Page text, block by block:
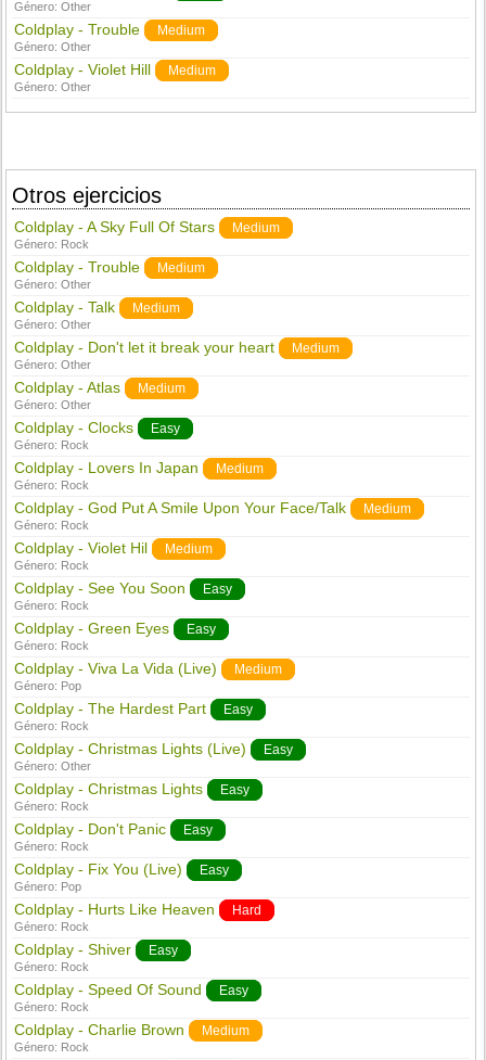
Género:Other
Coldplay - Trouble Medium
Género:Other
Coldplay - Violet Hill Medium
Género:Other
Otros ejercicios
Coldplay - A Sky Full Of Stars Medium
Género: Rock
Coldplay - Trouble Medium
Género:Other
Coldplay - Talk Medium
Género:Other
Coldplay - Don't let it break your heart Medium
Género:Other
Coldplay - Atlas Medium
Género:Other
Coldplay - Clocks Easy
Género: Rock
Coldplay - Lovers In Japan Medium
Género: Rock
Coldplay - God Put A Smile Upon Your Face/Talk Medium
Género: Rock
Coldplay - Violet Hil Medium
Género: Rock
Coldplay - See You Soon Easy
Género: Rock
Coldplay - Green Eyes Easy
Género: Rock
Coldplay - Viva La Vida (Live) Medium
Género: Pop
Coldplay - The Hardest Part Easy
Género: Rock
Coldplay - Christmas Lights (Live) Easy
Género:Other
Coldplay - Christmas Lights Easy
Género: Rock
Coldplay - Don't Panic Easy
Género: Rock
Coldplay - Fix You (Live) Easy
Género: Pop
Coldplay - Hurts Like Heaven Hard
Género: Rock
Coldplay - Shiver Easy
Género: Rock
Coldplay - Speed Of Sound Easy
Género: Rock
Coldplay - Charlie Brown Medium
Género: Rock